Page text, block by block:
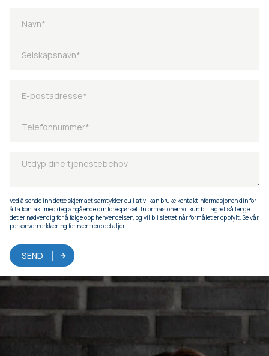
Ved å sende inn dette skjemaet samtykker du i at vi kan bruke kontaktinformasjonen din for
å ta kontakt med deg angående din forespørsel. Informasjonen vil kun bli lagret så lenge
det er nødvendig for å følge opp henvendelsen, og vil bli slettet når formålet er oppfylt. Se vår
personvernerklæring for nærmere detaljer.